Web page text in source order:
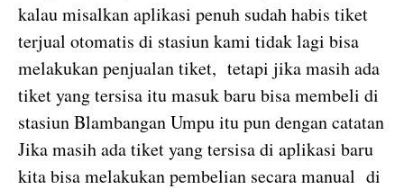
kalau misalkan aplikasi penuh sudah habis tiket
terjual otomatis di stasiun kami tidak lagi bisa
melakukan penjualan tiket, tetapi jika masih ada
tiket yang tersisa itu masuk baru bisa membeli di
stasiun Blambangan Umpu itu pun dengan catatan
Jika masih ada tiket yang tersisa di aplikasi baru
kita bisa melakukan pembelian secara manual di